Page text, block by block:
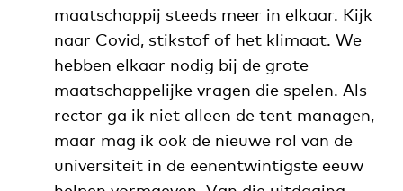
maatschappij steeds meer in elkaar. Kijk
naar Covid, stikstof of het klimaat. We
hebben elkaar nodig bij de grote
maatschappelijke vragen die spelen. Als
rector ga ik niet alleen de tent managen,
maar mag ik ook de nieuwe rol van de
universiteit in de eenentwintigste eeuw